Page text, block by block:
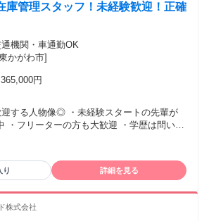
庫管理スタッフ！未経験歓迎！正確
公共交通機関・車通勤OK
かがわ市]
円
・フリーターの方も大歓迎 ・学歴は問いま
の長期キャリア形成のため
り 詳細を見る
株式会社